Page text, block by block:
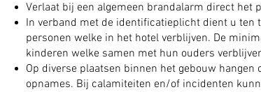
Verlaat bij een algemeen brandalarm direct het
In verband met de identificatieplicht dient u ten
personen welke in het hotel verblijven. De
kinderen welke samen met hun ouders
Op diverse plaatsen binnen het gebouw
opnames. Bij calamiteiten en/of incidenten